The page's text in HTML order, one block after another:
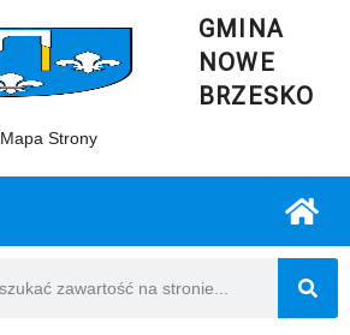
GMINA
NOWE
BRZESKO
Mapa Strony